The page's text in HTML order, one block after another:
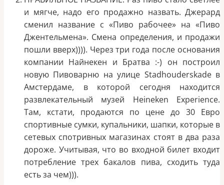
и мягче, надо его продажно назвать. Джерард
сменил название с «Пиво рабочее» на «Пиво
Джентельмена». Смена определения, и продажи
пошли вверх)))). Через три года после основания
компании Найнекен и Братва :-) он построил
новую Пивоварню на улице Stadhouderskade в
Амстердаме, в которой сегодня находится
развлекательный музей Heineken Experience.
Там, кстати, продаются по цене до 30 Евро
спортивные сумки, купальники, шапки, которые в
сетевых спотривных магазинах стоят в два раза
дороже. Учитывая, что во входной билет входит
потребление трех бакалов пива, сходить туда
есть за чем))).